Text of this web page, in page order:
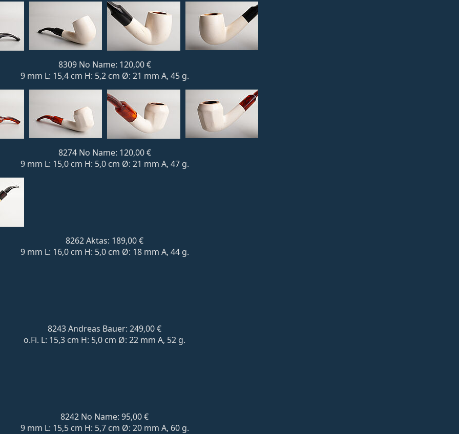
8309 No Name: 120,00 €
9 mm L: 15,4 cm H: 5,2 cm Ø: 21 mm A, 45 g.
8274 No Name: 120,00 €
9 mm L: 15,0 cm H: 5,0 cm Ø: 21 mm A, 47 g.
8262 Aktas: 189,00 €
9 mm L: 16,0 cm H: 5,0 cm Ø: 18 mm A, 44 g.
8243 Andreas Bauer: 249,00 €
o.Fi. L: 15,3 cm H: 5,0 cm Ø: 22 mm A, 52 g.
8242 No Name: 95,00 €
9 mm L: 15,5 cm H: 5,7 cm Ø: 20 mm A, 60 g.